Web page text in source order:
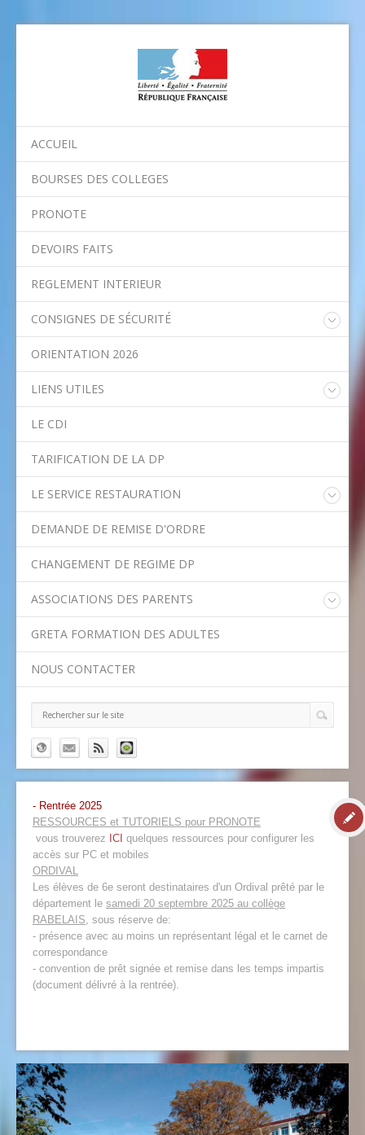
ACCUEIL
BOURSES DES COLLEGES
PRONOTE
DEVOIRS FAITS
REGLEMENT INTERIEUR
CONSIGNES DE SÉCURITÉ
ORIENTATION 2026
LIENS UTILES
Conseil Départemental du Val-de-Marne
Aides financières de l'Etat
Ministère de l'Education Nationale
LE CDI
TARIFICATION DE LA DP
LE SERVICE RESTAURATION
DEMANDE DE REMISE D'ORDRE
CHANGEMENT DE REGIME DP
ASSOCIATIONS DES PARENTS
GRETA FORMATION DES ADULTES
NOUS CONTACTER
- Rentrée 2025
RESSOURCES et TUTORIELS pour PRONOTE
vous trouverez ICI quelques ressources pour configurer les
accès sur PC et mobiles
ORDIVAL
Les élèves de 6e seront destinataires d'un Ordival prêté par le
département le samedi 20 septembre 2025 au collège
RABELAIS, sous réserve de:
- présence avec au moins un représentant légal et le carnet de
correspondance
- convention de prêt signée et remise dans les temps impartis
(document délivré à la rentrée).